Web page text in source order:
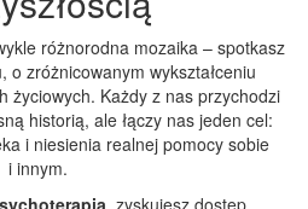
różnorodna mozaika – spotkasz
o zróżnicowanym wykształceniu
życiowych. Każdy z nas przychodzi
historią, ale łączy nas jeden cel:
i niesienia realnej pomocy sobie
i innym.